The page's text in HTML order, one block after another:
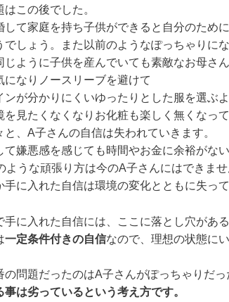
はこの後でした。
して家庭を持ち子供ができると自分のため
でしょう。また以前のようなぽっちゃりに
じように子供を産んでいても素敵なお母さ
になりノースリーブを避けて
ンが分かりにくいゆったりとした服を選ぶ
を見たくなくなりお化粧も楽しく無くなって
と、A子さんの自信は失われていきます。
て嫌悪感を感じても時間やお金に余裕がな
ような頑張り方は今のA子さんにはできませ
手に入れた自信は環境の変化とともに失って
手に入れた自信には、ここに落とし穴がある
一定条件付きの自信なので、理想の状態に
の問題だったのはA子さんがぽっちゃりだっ
事は劣っているという考え方です。